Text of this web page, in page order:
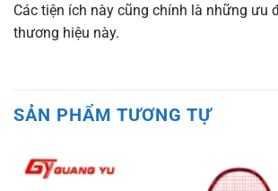
Các tiện ích này cũng chính là những ưu
thương hiệu này.
SẢN PHẨM TƯƠNG TỰ